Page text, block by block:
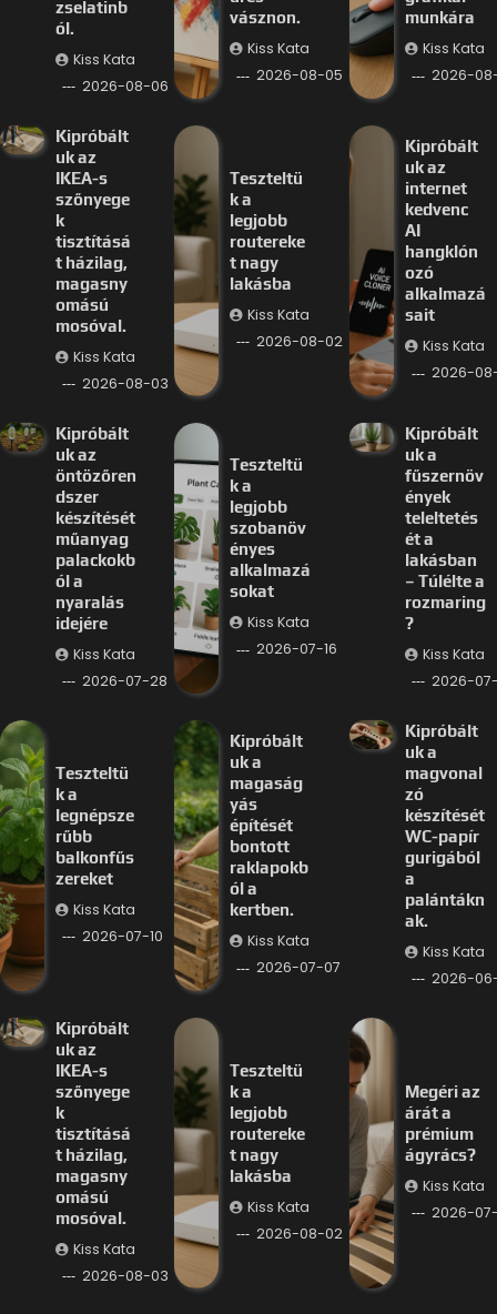
zselatinb
ól.
Kiss Kata
2026-08-06
vásznon.
Kiss Kata
2026-08-05
munkára
Kiss Kata
2026-
Kipróbált
uk az
IKEA-s
szőnyege
k
tisztításá
t házilag,
magasny
omású
mosóval.
Kiss Kata
2026-08-03
Teszteltü
k a
legjobb
routereke
t nagy
lakásba
Kiss Kata
2026-08-02
Kipróbált
uk az
internet
kedvenc
AI
hangklón
ozó
alkalmazá
sait
Kiss Kata
2026-
Kipróbált
uk az
öntözőren
dszer
készítését
műanyag
palackokb
ól a
nyaralás
idejére
Kiss Kata
2026-07-28
Teszteltü
k a
legjobb
szobanöv
ényes
alkalmazá
sokat
Kiss Kata
2026-07-16
Kipróbált
uk a
fűszernöv
ények
teleltetés
ét a
lakásban
– Túlélte a
rozmaring
?
Kiss Kata
2026-
Teszteltü
k a
legnépsze
rűbb
balkonfűs
zereket
Kiss Kata
2026-07-10
Kipróbált
uk a
magaság
yás
építését
bontott
raklapokb
ól a
kertben.
Kiss Kata
2026-07-07
Kipróbált
uk a
magvonal
zó
készítését
WC-papír
gurigából
a
palántákn
ak.
Kiss Kata
2026-
Kipróbált
uk az
IKEA-s
szőnyege
k
tisztításá
t házilag,
magasny
omású
mosóval.
Kiss Kata
2026-08-03
Teszteltü
k a
legjobb
routereke
t nagy
lakásba
Kiss Kata
2026-08-02
Megéri az
árát a
prémium
ágyrács?
Kiss Kata
2026-